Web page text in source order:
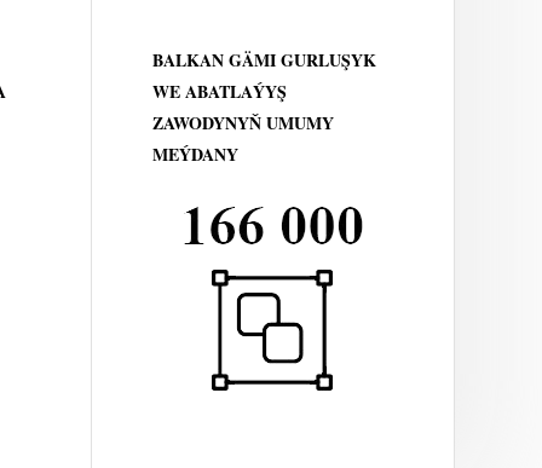
BALKAN GÄMI GURLUŞYK
WE ABATLAÝYŞ
ZAWODYNYŇ UMUMY
MEÝDANY